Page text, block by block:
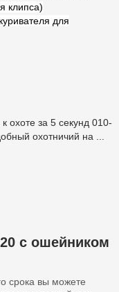
клипса)
для
охоте за 5 секунд 010-
охотничий на ...
с ошейником
срока вы можете